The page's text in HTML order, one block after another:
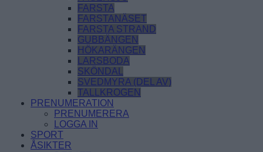
FARSTA
FARSTANÄSET
FARSTA STRAND
GUBBÄNGEN
HÖKARÄNGEN
LARSBODA
SKÖNDAL
SVEDMYRA (DEL AV)
TALLKROGEN
PRENUMERATION
PRENUMERERA
LOGGA IN
SPORT
ÅSIKTER